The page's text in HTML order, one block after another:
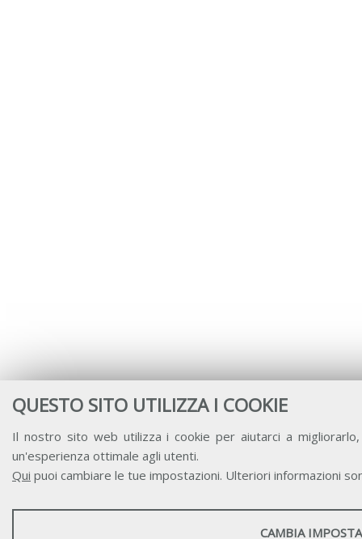
QUESTO SITO UTILIZZA I COOKIE
Il nostro sito web utilizza i cookie per aiutarci a
un'esperienza ottimale agli utenti.
Qui puoi cambiare le tue impostazioni. Ulteriori informazioni
STATISTICHE
CAMBIA